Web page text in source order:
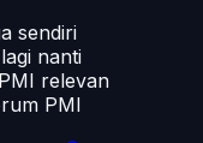
sendiri
nanti
relevan
PMI